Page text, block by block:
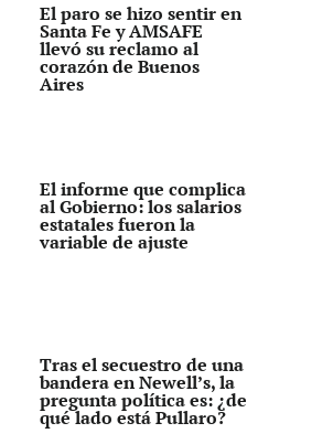
El paro se hizo sentir en
Santa Fe y AMSAFE
llevó su reclamo al
corazón de Buenos
Aires
El informe que complica
al Gobierno: los salarios
estatales fueron la
variable de ajuste
Tras el secuestro de una
bandera en Newell’s, la
pregunta política es: ¿de
qué lado está Pullaro?